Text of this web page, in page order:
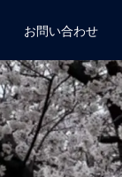
お問い合わせ